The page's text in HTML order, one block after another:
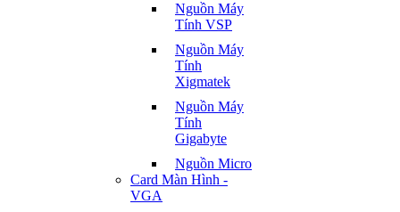
Nguồn Máy
Tính VSP
Nguồn Máy
Tính
Xigmatek
Nguồn Máy
Tính
Gigabyte
Nguồn Micro
Card Màn Hình -
VGA